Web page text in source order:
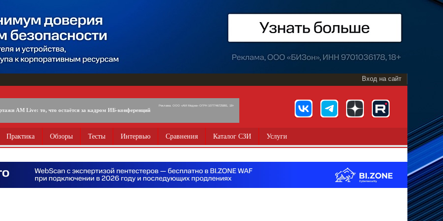
Вход на сайт
AM Live: то, что остаётся за кадром ИБ-конференций
Реклама. ООО «АМ Медиа» ОГРН 1077746725891, 18+
Практика Обзоры Тесты Интервью Сравнения Каталог СЗИ Услуги